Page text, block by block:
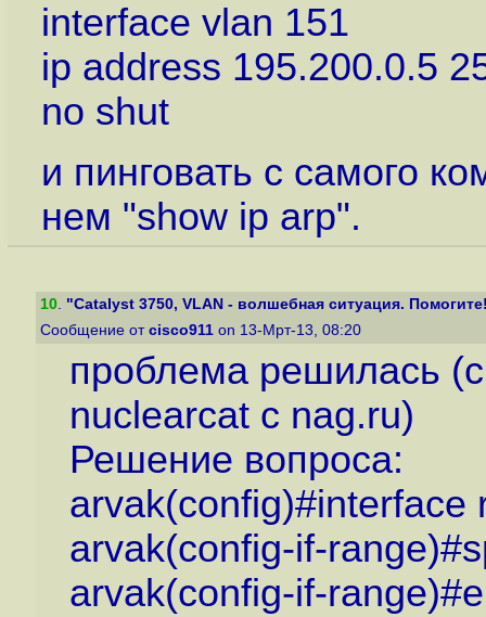
interface vlan 151
ip address 195.200.0.5
no shut
и пинговать с самого
нем "show ip arp".
10. "Catalyst 3750, VLAN - волшебная ситуация.
Сообщение от cisco911 on 13-Мрт-13, 08:20
проблема решилась
nuclearcat c nag.ru)
Решение вопроса:
arvak(config)#interface
arvak(config-if-
arvak(config-if-